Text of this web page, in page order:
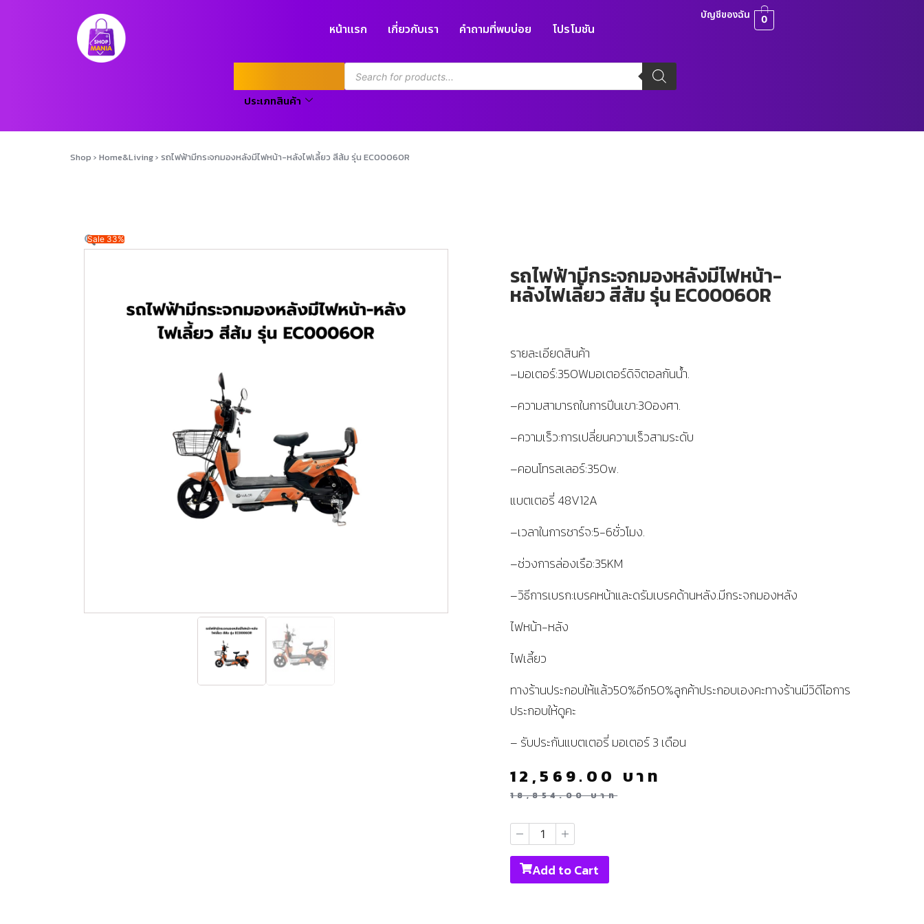
หน้าแรก เกี่ยวกับเรา คำถามที่พบบ่อย โปรโมชัน
ประเภทสินค้า
บัญชีของฉัน 0
Shop › Home&Living› รถไฟฟ้ามีกระจกมองหลังมีไฟหน้า-หลังไฟเลี้ยว สีส้ม รุ่น EC0006OR
Sale 33%
รถไฟฟ้ามีกระจกมองหลังมีไฟหน้า-
หลังไฟเลี้ยว สีส้ม รุ่น EC0006OR
รายละเอียดสินค้า
–มอเตอร์:350Wมอเตอร์ดิจิตอลกันน้ำ.
–ความสามารถในการปีนเขา:30องศา.
–ความเร็ว:การเปลี่ยนความเร็วสามระดับ
–คอนโทรลเลอร์:350w.
แบตเตอรี่ 48V12A
–เวลาในการชาร์จ:5-6ชั่วโมง.
–ช่วงการล่องเรือ:35KM
–วิธีการเบรก:เบรคหน้าและดรัมเบรคด้านหลัง.มีกระจกมองหลัง
ไฟหน้า-หลัง
ไฟเลี้ยว
ทางร้านประกอบให้แล้ว50%อีก50%ลูกค้าประกอบเองคะทางร้านมีวิดีโอการ
ประกอบให้ดูคะ
– รับประกันแบตเตอรี่ มอเตอร์ 3 เดือน
18,854.00บาท
12,569.00 บาท
Add to Cart